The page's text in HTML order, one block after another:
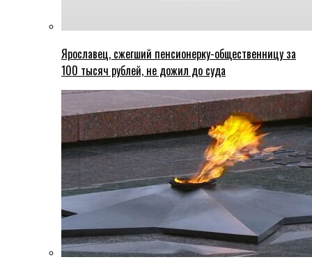
Ярославец, сжегший пенсионерку-общественницу за
100 тысяч рублей, не дожил до суда